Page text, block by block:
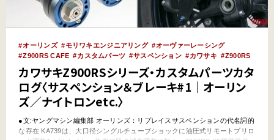
オーリンズ モリワキエンジニアリング
オーヴァーレーシング
Z900RS CAFE
カスタムパーツ サスペンション カワサキ Z900RS
カワサキZ900RSシリーズ・カスタムパーツカタ
ログ〈サスペンション＆ブレーキ#1｜オーリン
ズ／ナイトロンetc.〉
●文:ヤングマシン編集部 オーリンズ：リプレイスサスペンションの代名詞的
な存在 KA739は、大口径シングルチューブショックに油圧式リモートプリロ